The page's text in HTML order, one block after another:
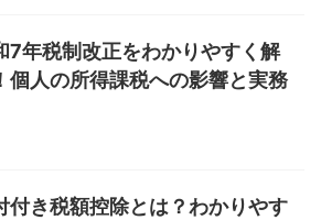
7年税制改正をわかりやすく解
個人の所得課税への影響と実務
付き税額控除とは？わかりやす